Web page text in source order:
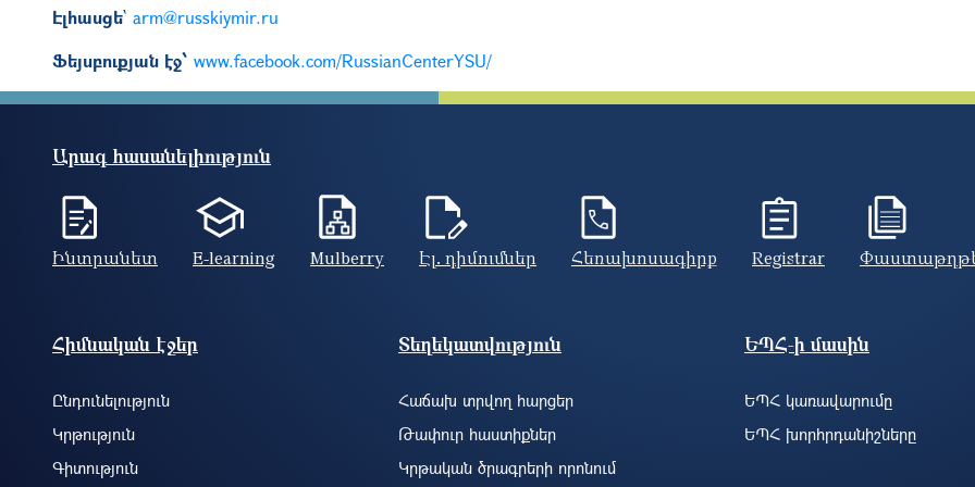
Էլհասցե` arm@russkiymir.ru
Ֆեյսբուքյան էջ՝ www.facebook.com/RussianCenterYSU/
Արագ հասանելիություն
Ինտրանետ E-learning Mulberry Էլ. դիմումներ Հեռախոսագիրք Registrar
Footer site information
Հիմնական էջեր
Ընդունելություն
Կրթություն
Գիտություն
Տեղեկատվություն
Հաճախ տրվող հարցեր
Թափուր հաստիքներ
Կրթական ծրագրերի որոնում
ԵՊՀ-ի մասին
ԵՊՀ կառավարումը
ԵՊՀ խորհրդանիշները